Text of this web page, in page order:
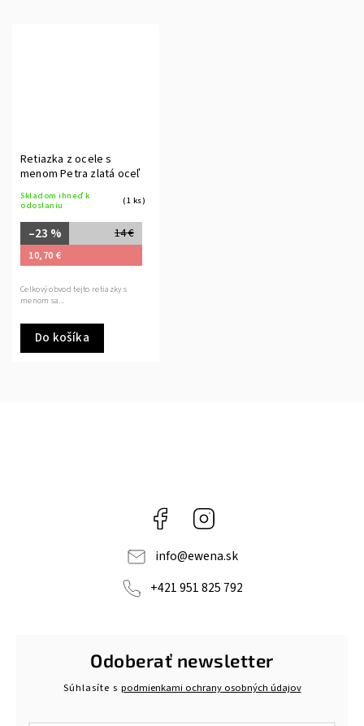
Retiazka z ocele s
menom Petra zlatá oceľ
Skladom ihneď k
odoslaniu
(1 ks)
14 €
–23 %
10,70 €
Do košíka
Celkový obvod tejto retiazky s
menom sa...
Facebook
info@ewena.sk
+421 951 825 792
Odoberať newsletter
Súhlasíte s podmienkami ochrany osobných údajov